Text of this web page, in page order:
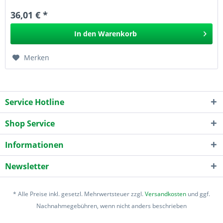
36,01 € *
In den Warenkorb
Merken
Service Hotline
Shop Service
Informationen
Newsletter
* Alle Preise inkl. gesetzl. Mehrwertsteuer zzgl.Versandkosten und ggf.
Nachnahmegebühren, wenn nicht anders beschrieben